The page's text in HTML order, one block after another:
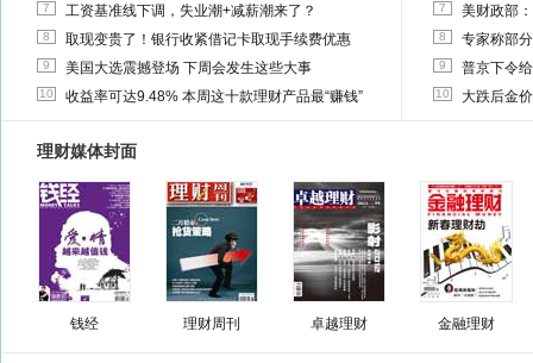
7 工资基准线下调，失业潮+减薪潮来了？
8 取现变贵了！银行收紧借记卡取现手续费优惠
9 美国大选震撼登场 下周会发生这些大事
10 收益率可达9.48% 本周这十款理财产品最“赚钱”
7 美财政部
8 专家称部
9 普京下令
10 大跌后金
理财媒体封面
钱经 理财周刊 卓越理财 金融理财